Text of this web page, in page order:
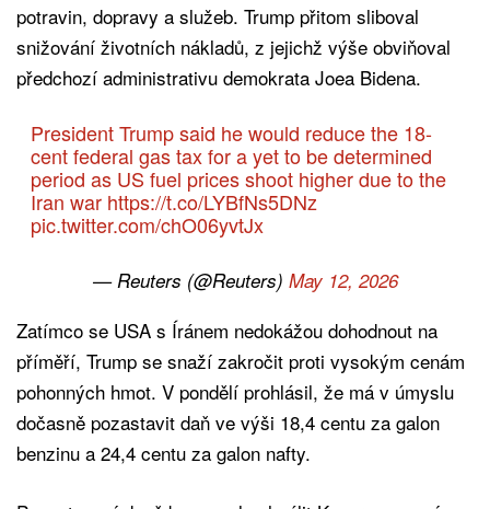
potravin, dopravy a služeb. Trump přitom sliboval
snižování životních nákladů, z jejichž výše obviňoval
předchozí administrativu demokrata Joea Bidena.
President Trump said he would reduce the 18-
cent federal gas tax for a yet to be determined
period as US fuel prices shoot higher due to the
Iran war https://t.co/LYBfNs5DNz
pic.twitter.com/chO06yvtJx
— Reuters (@Reuters) May 12, 2026
Zatímco se USA s Íránem nedokážou dohodnout na
příměří, Trump se snaží zakročit proti vysokým cenám
pohonných hmot. V pondělí prohlásil, že má v úmyslu
dočasně pozastavit daň ve výši 18,4 centu za galon
benzinu a 24,4 centu za galon nafty.